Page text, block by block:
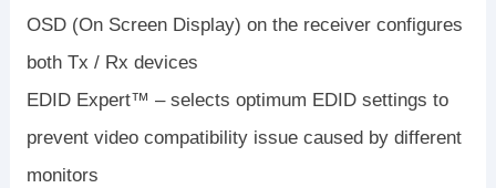
OSD (On Screen Display) on the receiver configures
both Tx / Rx devices
EDID Expert™ – selects optimum EDID settings to
prevent video compatibility issue caused by different
monitors